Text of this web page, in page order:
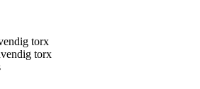
torx
torx